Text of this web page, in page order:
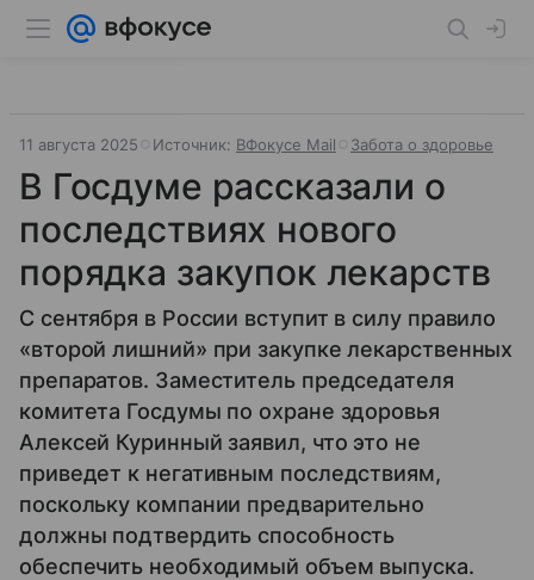
11 августа 2025 Источник: ВФокусе Mail Забота о здоровье
В Госдуме рассказали о
последствиях нового
порядка закупок лекарств
С сентября в России вступит в силу правило
«второй лишний» при закупке лекарственных
препаратов. Заместитель председателя
комитета Госдумы по охране здоровья
Алексей Куринный заявил, что это не
приведет к негативным последствиям,
поскольку компании предварительно
должны подтвердить способность
обеспечить необходимый объем выпуска.